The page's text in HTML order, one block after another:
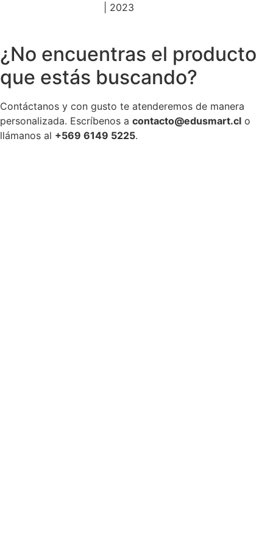
| 2023
¿No encuentras el producto
que estás buscando?
Contáctanos y con gusto te atenderemos de manera
personalizada. Escríbenos a contacto@edusmart.cl o
llámanos al +569 6149 5225.